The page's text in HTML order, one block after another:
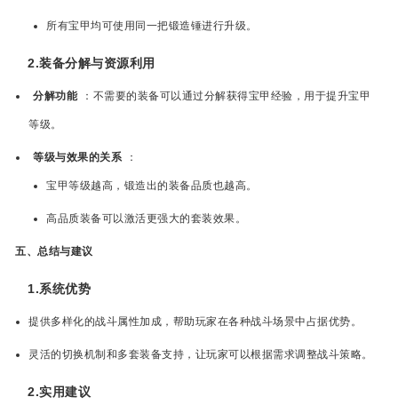
所有宝甲均可使用同一把锻造锤进行升级。
2.装备分解与资源利用
分解功能 ：不需要的装备可以通过分解获得宝甲经验，用于提升宝甲
等级。
等级与效果的关系 ：
宝甲等级越高，锻造出的装备品质也越高。
高品质装备可以激活更强大的套装效果。
五、总结与建议
1.系统优势
提供多样化的战斗属性加成，帮助玩家在各种战斗场景中占据优势。
灵活的切换机制和多套装备支持，让玩家可以根据需求调整战斗策略。
2.实用建议